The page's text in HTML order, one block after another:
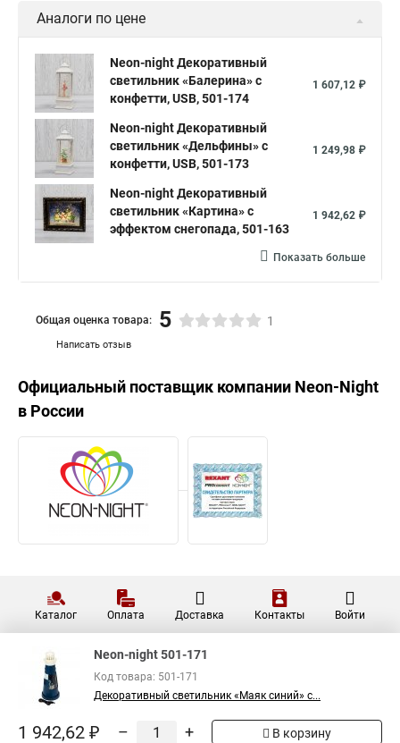
Аналоги по цене
Neon-night Декоративный
светильник «Балерина» с
конфетти, USB, 501-174
1 607,12 ₽
Neon-night Декоративный
светильник «Дельфины» с
конфетти, USB, 501-173
1 249,98 ₽
Neon-night Декоративный
светильник «Картина» с
эффектом снегопада, 501-163
1 942,62 ₽
Показать больше
Написать отзыв
Общая оценка товара: 5 1
Официальный поставщик компании Neon-Night
в России
Каталог Оплата Доставка Контакты Войти
Neon-night 501-171
Код товара: 501-171
Декоративный светильник «Маяк синий» с...
1 942,62 ₽ – + В корзину